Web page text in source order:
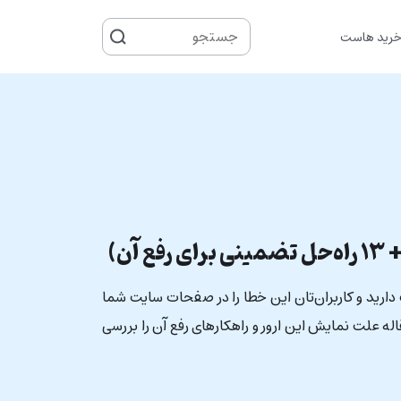
خرید هاست
جستجو
برای
شدید یا سایت دارید و کاربران‌تان این خطا را در صفحات سایت شما
علت نمایش این ارور و راهکارهای رفع آن را بررسی